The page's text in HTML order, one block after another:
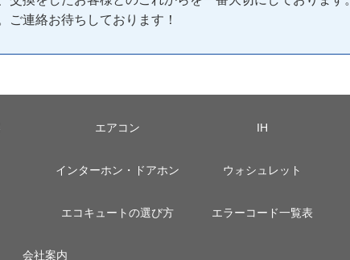
ご連絡お待ちしております！
エアコン IH
インターホン・ドアホン ウォシュレット
エコキュートの選び方 エラーコード一覧表
会社案内